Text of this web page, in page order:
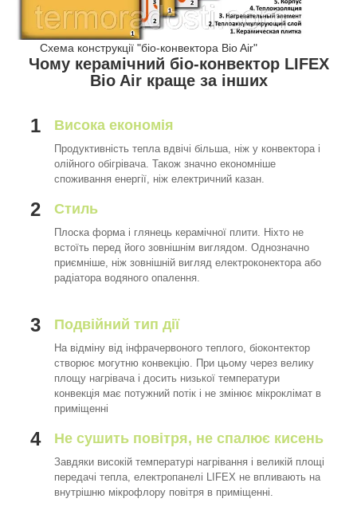
Схема конструкції "біо-конвектора Bio Air"
Чому керамічний біо-конвектор LIFEX
Bio Air краще за інших
1 Висока економія
Продуктивність тепла вдвічі більша, ніж у конвектора і
олійного обігрівача. Також значно економніше
споживання енергії, ніж електричний казан.
2 Стиль
Плоска форма і глянець керамічної плити. Ніхто не
встоїть перед його зовнішнім виглядом. Однозначно
приємніше, ніж зовнішній вигляд електроконектора або
радіатора водяного опалення.
3 Подвійний тип дії
На відміну від інфрачервоного теплого, біоконтектор
створює могутню конвекцію. При цьому через велику
площу нагрівача і досить низької температури
конвекція має потужний потік і не змінює мікроклімат в
приміщенні
4 Не сушить повітря, не спалює кисень
Завдяки високій температурі нагрівання і великій площі
передачі тепла, електропанелі LIFEX не впливають на
внутрішню мікрофлору повітря в приміщенні.